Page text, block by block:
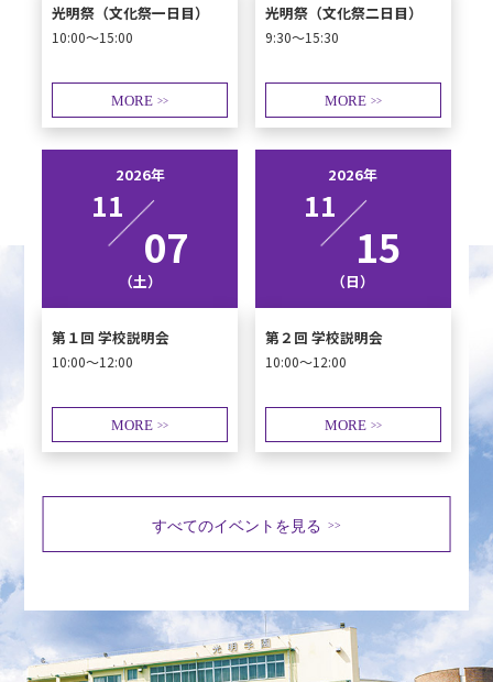
光明祭（文化祭一日目）
10:00～15:00
MORE >>
光明祭（文化祭二日目）
9:30～15:30
MORE >>
2026年
11
07
（土）
第１回 学校説明会
10:00～12:00
MORE >>
2026年
11
15
（日）
第２回 学校説明会
10:00～12:00
MORE >>
すべてのイベントを見る >>